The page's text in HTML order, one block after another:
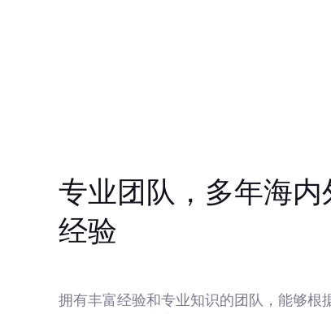
专业团队，多年海
经验
拥有丰富经验和专业知识的团队，能够根